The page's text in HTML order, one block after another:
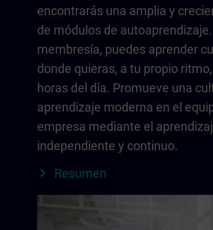
encontrarás una amplia y
de módulos de
membresía, puedes aprender
donde quieras, a tu propio
horas del día. Promueve una
aprendizaje moderna en el
empresa mediante el
independiente y continuo.
Resumen